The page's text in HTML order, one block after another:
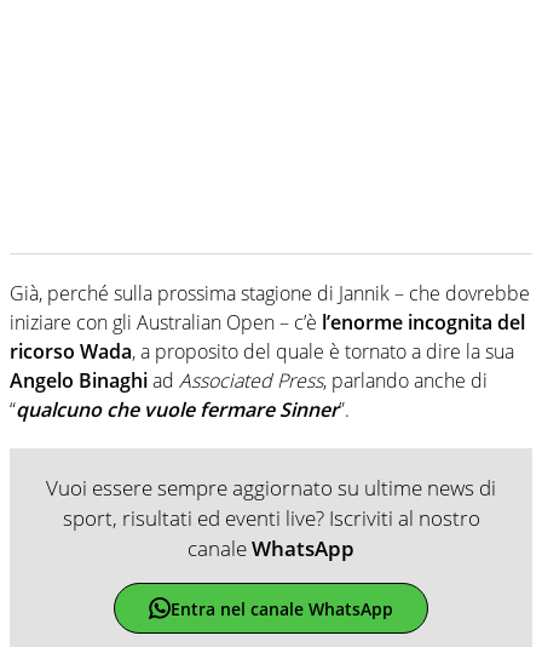
Già, perché sulla prossima stagione di Jannik – che dovrebbe
iniziare con gli Australian Open – c’è l’enorme incognita del
ricorso Wada, a proposito del quale è tornato a dire la sua
Angelo Binaghiad Associated Press, parlando anche di
“qualcuno che vuole fermare Sinner”.
Vuoi essere sempre aggiornato su ultime news di
sport, risultati ed eventi live? Iscriviti al nostro
canaleWhatsApp
Entra nel canale WhatsApp